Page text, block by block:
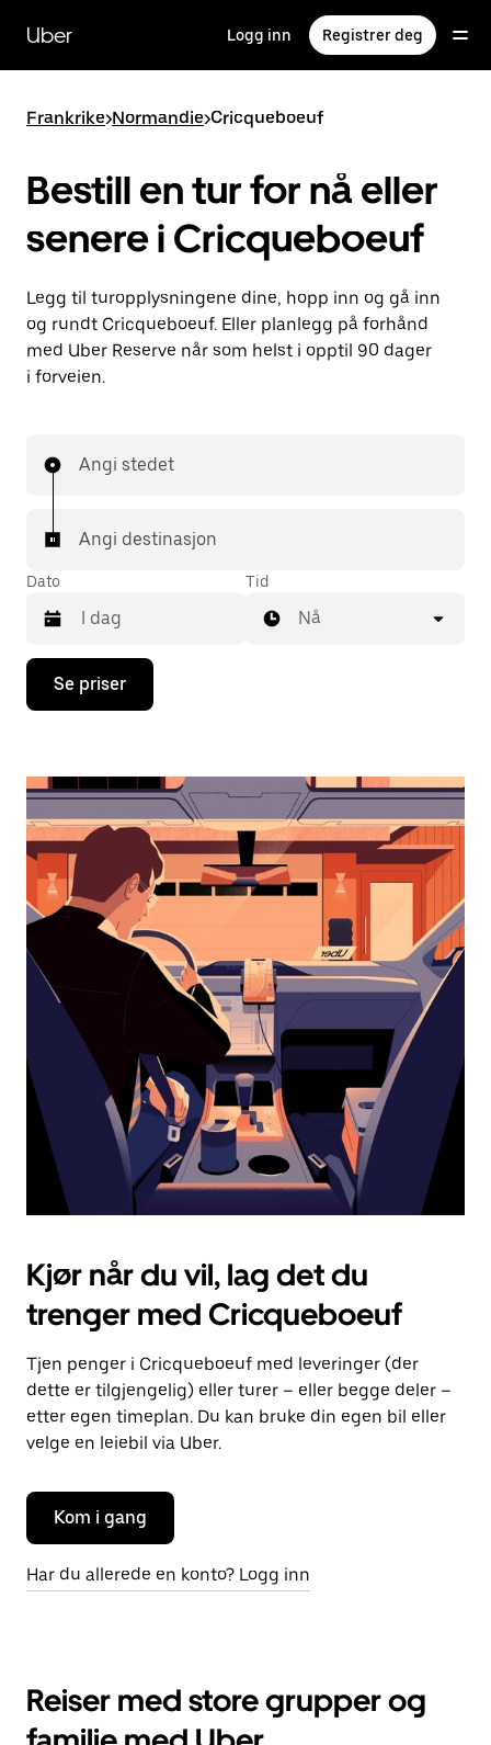
hovedinnholdet
Uber Logg inn Registrer deg
Frankrike>Normandie>Cricqueboeuf
Bestill en tur for nå eller
senere i Cricqueboeuf
Legg til turopplysningene dine, hopp inn og gå inn
og rundt Cricqueboeuf. Eller planlegg på forhånd
med Uber Reserve når som helst i opptil 90 dager
i forveien.
Angi stedet
Angi destinasjon
Dato
Trykk
piltast
åpne
og
velge
dato.
Trykk
på
Esc-
knappen
kalenderen.
Tid
Nå
Se priser
Kjør når du vil, lag det du
trenger med Cricqueboeuf
Tjen penger i Cricqueboeuf med leveringer (der
dette er tilgjengelig) eller turer – eller begge deler –
etter egen timeplan. Du kan bruke din egen bil eller
velge en leiebil via Uber.
Kom i gang
Har du allerede en konto? Logg inn
Reiser med store grupper og